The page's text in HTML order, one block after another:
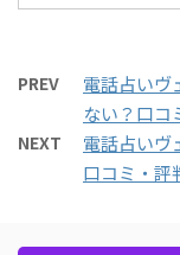
PREV
電話占いヴ
ない？口コ
NEXT
電話占いヴ
口コミ・評